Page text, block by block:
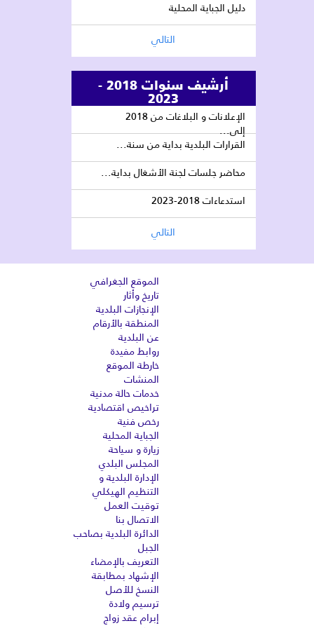
دليل الجباية المحلية
التالي
أرشيف سنوات 2018 -
2023
الإعلانات و البلاغات من 2018
إلى...
القرارات البلدية بداية من سنة...
محاضر جلسات لجنة الأشغال بداية...
استدعاءات 2018-2023
التالي
الموقع الجغرافي
تاريخ وأثار
الإنجازات البلدية
المنطقة بالأرقام
عن البلدية
روابط مفيدة
خارطة الموقع
المنشات
خدمات حالة مدنية
تراخيص اقتصادية
رخص فنية
الجباية المحلية
زيارة و سياحة
المجلس البلدي
الإدارة البلدية و
التنظيم الهيكلي
توقيت العمل
الاتصال بنا
الدائرة البلدية بصاحب
الجبل
التعريف بالإمضاء
الإشهاد بمطابقة
النسخ للأصل
ترسيم ولادة
إبرام عقد زواج